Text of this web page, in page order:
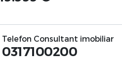
Telefon Consultant imobiliar
0317100200